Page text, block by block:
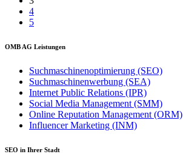
4
5
OMB AG Leistungen
Suchmaschinenoptimierung (SEO)
Suchmaschinenwerbung (SEA)
Internet Public Relations (IPR)
Social Media Management (SMM)
Online Reputation Management (ORM)
Influencer Marketing (INM)
SEO in Ihrer Stadt